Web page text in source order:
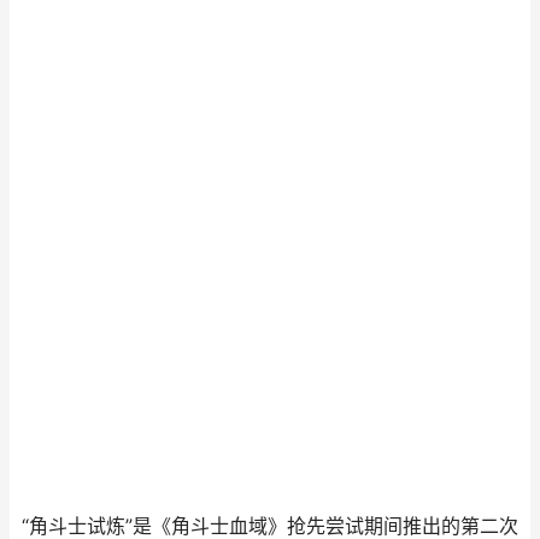
“角斗士试炼”是《角斗士血域》抢先尝试期间推出的第二次